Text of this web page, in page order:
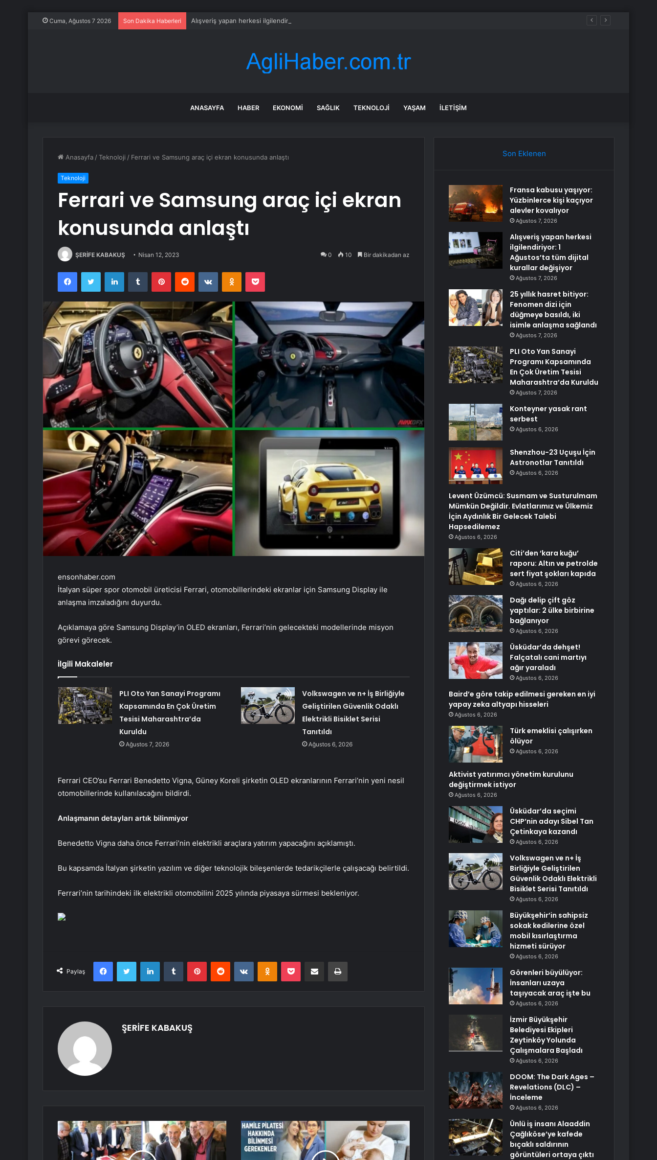
Cuma, Ağustos 7 2026 Son Dakika Haberleri Alışveriş yapan herkesi ilgilendiriyor: 1 Ağustos’ta tüm dijital kurallar değişiyor
ANASAYFA HABER EKONOMI SAĞLIK TEKNOLOJI YAŞAM İLETIŞIM
Anasayfa /Teknoloji / Ferrari ve Samsung araç içi ekran konusunda anlaştı
Teknoloji
Ferrari ve Samsung araç içi ekran
konusunda anlaştı
ŞERİFE KABAKUŞ Nisan 12, 2023 0 10 Bir dakikadan az
FacebookTwitter LinkedInTumblr PinterestReddit VKontakteOdnoklassniki
Pocket
ensonhaber.com
İtalyan süper spor otomobil üreticisi Ferrari, otomobillerindeki ekranlar için Samsung Display ile
anlaşma imzaladığını duyurdu.
Açıklamaya göre Samsung Display’in OLED ekranları, Ferrari’nin gelecekteki modellerinde misyon
görevi görecek.
İlgili Makaleler
PLI Oto Yan Sanayi Programı
Kapsamında En Çok Üretim
Tesisi Maharashtra’da
Kuruldu
Ağustos 7, 2026
Volkswagen ve n+ İş Birliğiyle
Geliştirilen Güvenlik Odaklı
Elektrikli Bisiklet Serisi
Tanıtıldı
Ağustos 6, 2026
Ferrari CEO’su Ferrari Benedetto Vigna, Güney Koreli şirketin OLED ekranlarının Ferrari’nin yeni nesil
otomobillerinde kullanılacağını bildirdi.
Anlaşmanın detayları artık bilinmiyor
Benedetto Vigna daha önce Ferrari’nin elektrikli araçlara yatırım yapacağını açıklamıştı.
Bu kapsamda İtalyan şirketin yazılım ve diğer teknolojik bileşenlerde tedarikçilerle çalışacağı belirtildi.
Ferrari’nin tarihindeki ilk elektrikli otomobilini 2025 yılında piyasaya sürmesi bekleniyor.
Paylaş
FacebookTwitter LinkedInTumblr PinterestReddit VKontakteOdnoklassniki
Pocket E-Posta ile paylaş Yazdır
ŞERİFE KABAKUŞ
Son Eklenen
Fransa kabusu yaşıyor:
Yüzbinlerce kişi kaçıyor
alevler kovalıyor
Ağustos 7, 2026
Alışveriş yapan herkesi
ilgilendiriyor: 1
Ağustos’ta tüm dijital
kurallar değişiyor
Ağustos 7, 2026
25 yıllık hasret bitiyor:
Fenomen dizi için
düğmeye basıldı, iki
isimle anlaşma sağlandı
Ağustos 7, 2026
PLI Oto Yan Sanayi
Programı Kapsamında
En Çok Üretim Tesisi
Maharashtra’da Kuruldu
Ağustos 7, 2026
Konteyner yasak rant
serbest
Ağustos 6, 2026
Shenzhou-23 Uçuşu İçin
Astronotlar Tanıtıldı
Ağustos 6, 2026
Levent Üzümcü: Susmam ve Susturulmam
Mümkün Değildir. Evlatlarımız ve Ülkemiz
İçin Aydınlık Bir Gelecek Talebi
Hapsedilemez
Ağustos 6, 2026
Citi’den ‘kara kuğu’
raporu: Altın ve petrolde
sert fiyat şokları kapıda
Ağustos 6, 2026
Dağı delip çift göz
yaptılar: 2 ülke birbirine
bağlanıyor
Ağustos 6, 2026
Üsküdar’da dehşet!
Falçatalı cani martıyı
ağır yaraladı
Ağustos 6, 2026
Baird’e göre takip edilmesi gereken en iyi
yapay zeka altyapı hisseleri
Ağustos 6, 2026
Türk emeklisi çalışırken
ölüyor
Ağustos 6, 2026
Aktivist yatırımcı yönetim kurulunu
değiştirmek istiyor
Ağustos 6, 2026
Üsküdar’da seçimi
CHP’nin adayı Sibel Tan
Çetinkaya kazandı
Ağustos 6, 2026
Volkswagen ve n+ İş
Birliğiyle Geliştirilen
Güvenlik Odaklı Elektrikli
Bisiklet Serisi Tanıtıldı
Ağustos 6, 2026
Büyükşehir’in sahipsiz
sokak kedilerine özel
mobil kısırlaştırma
hizmeti sürüyor
Ağustos 6, 2026
Görenleri büyülüyor:
İnsanları uzaya
taşıyacak araç işte bu
Ağustos 6, 2026
İzmir Büyükşehir
Belediyesi Ekipleri
Zeytinköy Yolunda
Çalışmalara Başladı
Ağustos 6, 2026
DOOM: The Dark Ages –
Revelations (DLC) –
İnceleme
Ağustos 6, 2026
Ünlü iş insanı Alaaddin
Çağlıköse’ye kafede
bıçaklı saldırının
görüntüleri ortaya çıktı